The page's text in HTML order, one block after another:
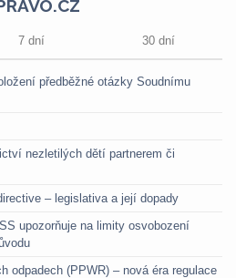
7 dní 30 dní
předběžné otázky Soudnímu
nezletilých dětí partnerem či
– legislativa a její dopady
upozorňuje na limity osvobození
odpadech (PPWR) – nová éra regulace